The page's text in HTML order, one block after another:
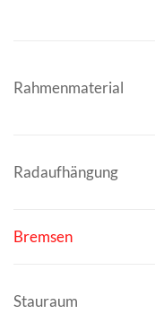
Rahmenmaterial
Radaufhängung
Bremsen
Stauraum